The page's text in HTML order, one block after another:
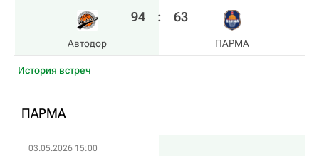
Автодор
94 : 63
ПАРМА
История встреч
ПАРМА
03.05.2026 15:00